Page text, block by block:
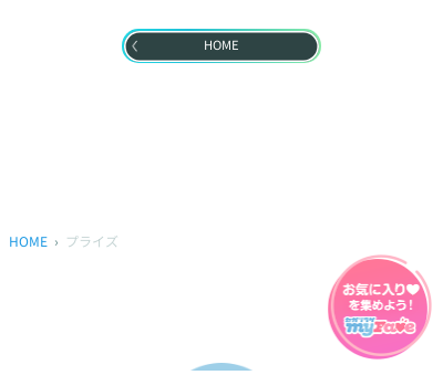
HOME
HOME プライズ